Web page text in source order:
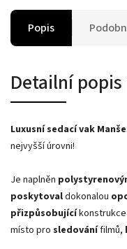
Popis
Detailní
Luxusní sedací vak
nejvyšší úrovni!
Je naplněn
poskytovaldokonalou
přizpůsobující
místo pro sledovánífilmů,